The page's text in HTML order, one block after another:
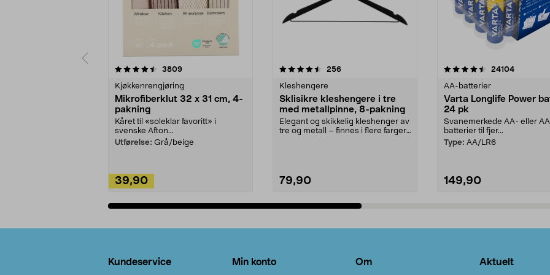
3809anmeldelser
Kjøkkenrengjøring
Mikrofiberklut 32 x 31 cm, 4-
pakning
Kåret til «soleklar favoritt» i
svenske Afton...
Utførelse: Grå/beige
39,90
4.5av 5 stjerner 256anmeldelser
Kleshengere
Sklisikre kleshengere i tre
med metallpinne, 8-pakning
Elegant og skikkelig kleshenger av
tre og metall – finnes i flere farger.
79,90
4.5av 5 stjerner 24104
AA-batterier
Varta Longlife Power
24 pk
Svanemerkede AA- eller
batterier til fjer...
Type: AA/LR6
149,90
4.5av 5 stjerner
Kundeservice Min konto Om Aktuelt